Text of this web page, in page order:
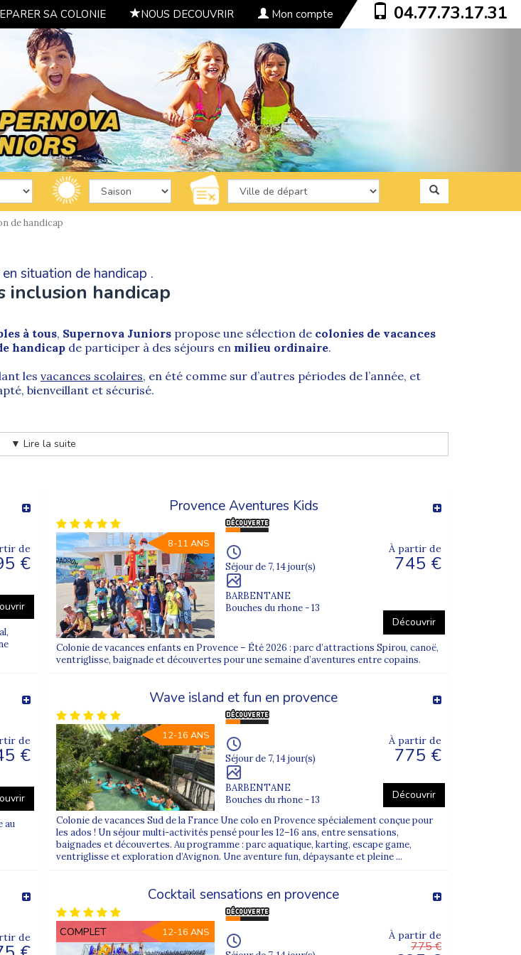
SA COLONIE NOUS DECOUVRIR Mon compte 04.77.73.17.31
de handicap
situation de handicap .
inclusion handicap
à tous, Supernova Juniors propose une sélection de colonies de vacances
handicap de participer à des séjours en milieu ordinaire.
les vacances scolaires, en été comme sur d’autres périodes de l’année, et
bienveillant et sécurisé.
situation de handicap
y compris ceux en situation de handicap. Chez Supernova Juniors, nous
et du rythme de chacun.
de 6 à 16 ans
en situation de handicap, dès lors que l’enfant peut :
expérience positive, sécurisée et épanouissante
à chaque enfant de participer selon ses capacités, sans exclusion. Cette
commeNature Pour Tous, reconnue pour son expertise dans
est réalisé afin de comprendre les besoins spécifiques de l’enfant. Cette étape est
▼ Lire la suite
de
€
Provence Aventures Kids
8-11 ANS
Séjour de 7, 14 jour(s)
BARBENTANE
Bouches du rhone - 13
À partir de
745 €
Découvrir
Colonie de vacances enfants en Provence – Été 2026 : parc d’attractions Spirou, canoë,
ventriglisse, baignade et découvertes pour une semaine d’aventures entre copains.
de
€
au
Wave island et fun en provence
12-16 ANS
Séjour de 7, 14 jour(s)
BARBENTANE
Bouches du rhone - 13
À partir de
775 €
Découvrir
Colonie de vacances Sud de la France Une colo en Provence spécialement conçue pour
les ados ! Un séjour multi-activités pensé pour les 12–16 ans, entre sensations,
baignades et découvertes. Au programme : parc aquatique, karting, escape game,
ventriglisse et exploration d’Avignon. Une aventure fun, dépaysante et pleine ...
de
Cocktail sensations en provence
COMPLET 12-16 ANS À partir de
775 €